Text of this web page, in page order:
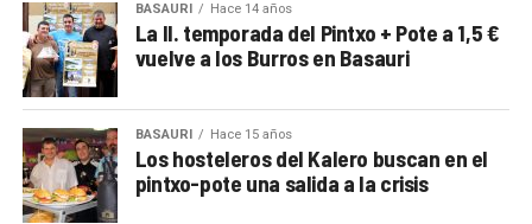
BASAURI Hace 14 años
La II. temporada del Pintxo + Pote a 1,5 €
vuelve a los Burros en Basauri
BASAURI Hace 15 años
Los hosteleros del Kalero buscan en el
pintxo-pote una salida a la crisis